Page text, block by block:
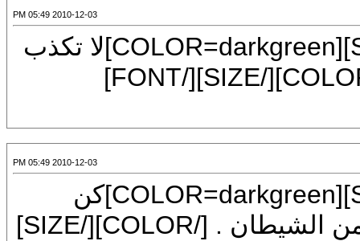
2010-12-03 05:49 PM
[CENTER][FONT=Mudir MT][SIZE=6][COLOR=darkgreen]لا تكذب
وإن كنت مازحا ، ولا تجادل إلا بالحق .[/COLOR][/SIZE][/FONT]
2010-12-03 05:49 PM
[CENTER][FONT=Mudir MT][SIZE=7][COLOR=darkgreen]كن
حليماً ولا تغضب لغير الله ، فإن الغضب من الشيطان . [/COLOR][/SIZE]